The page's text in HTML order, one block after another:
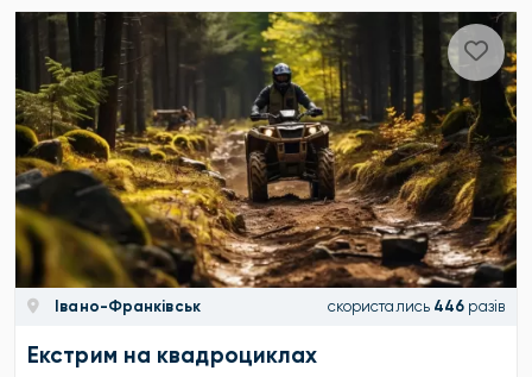
Івано-Франківськ скористались 446 разів
Екстрим на квадроциклах